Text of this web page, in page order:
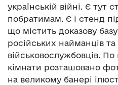
українській війні. Є тут
побратимам. Є і стенд
що містить доказову базу
російських найманців
військовослужбовців.
кімнати розташовано
на великому банері